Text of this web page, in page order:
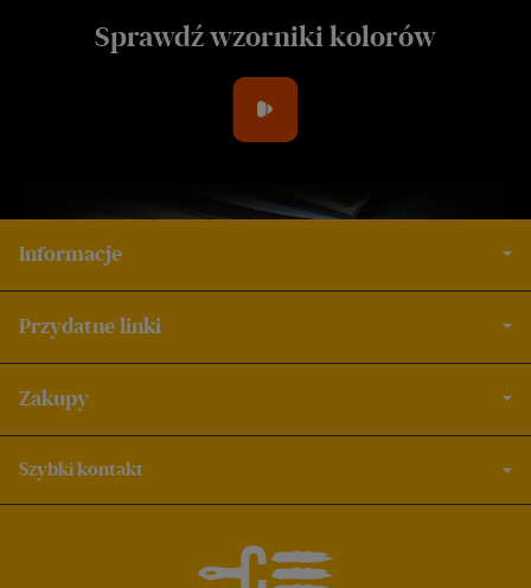
Sprawdź wzorniki kolorów
Informacje
Przydatne linki
Zakupy
Szybki kontakt